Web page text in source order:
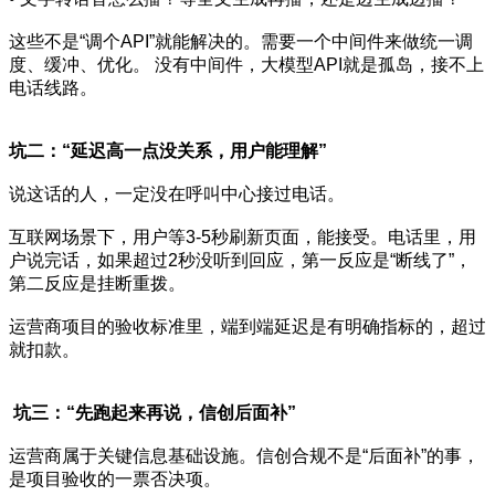
这些不是“调个API”就能解决的。需要一个中间件来做统一调
度、缓冲、优化。 没有中间件，大模型API就是孤岛，接不上
电话线路。
坑二：“延迟高一点没关系，用户能理解”
说这话的人，一定没在呼叫中心接过电话。
互联网场景下，用户等3-5秒刷新页面，能接受。电话里，用
户说完话，如果超过2秒没听到回应，第一反应是“断线了”，
第二反应是挂断重拨。
运营商项目的验收标准里，端到端延迟是有明确指标的，超过
就扣款。
坑三：“先跑起来再说，信创后面补”
运营商属于关键信息基础设施。信创合规不是“后面补”的事，
是项目验收的一票否决项。